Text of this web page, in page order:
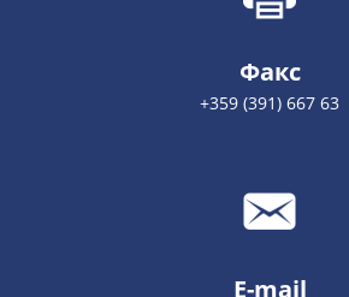
Факс
+359 (391) 667 63
E-mail